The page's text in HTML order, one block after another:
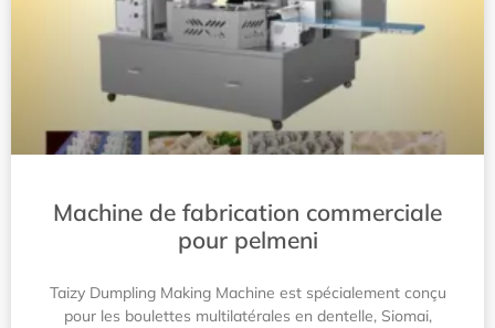
Machine de fabrication commerciale
pour pelmeni
Taizy Dumpling Making Machine est spécialement conçu
pour les boulettes multilatérales en dentelle, Siomai,